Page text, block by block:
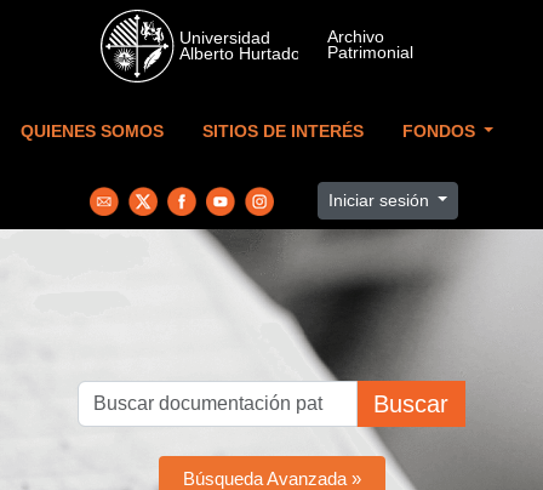
Skip to main content
QUIENES SOMOS SITIOS DE INTERÉS FONDOS
Iniciar sesión
Buscar
Búsqueda Avanzada »